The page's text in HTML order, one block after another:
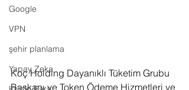
Google
VPN
şehir planlama
Yapay Zeka
Koç Holding Dayanıklı Tüketim Grubu
Başkanı ve Token Ödeme Hizmetleri ve